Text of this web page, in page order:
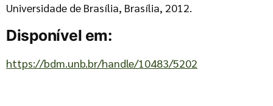
Universidade de Brasília, Brasília, 2012.
Disponível em:
https://bdm.unb.br/handle/10483/5202